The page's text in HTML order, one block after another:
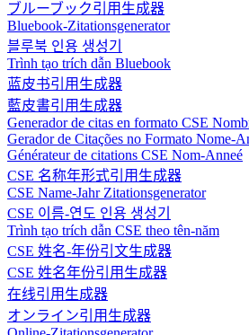
ブルーブック引用生成器
Bluebook-Zitationsgenerator
블루북 인용 생성기
Trình tạo trích dẫn Bluebook
蓝皮书引用生成器
藍皮書引用生成器
Generador de citas en formato CSE
Gerador de Citações no Formato Nome-
Générateur de citations CSE Nom-Anneé
CSE 名称年形式引用生成器
CSE Name-Jahr Zitationsgenerator
CSE 이름-연도 인용 생성기
Trình tạo trích dẫn CSE theo tên-năm
CSE 姓名-年份引文生成器
CSE 姓名年份引用生成器
在线引用生成器
オンライン引用生成器